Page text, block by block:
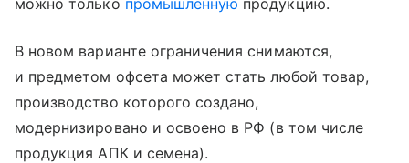
В новом варианте ограничения снимаются,
и предметом офсета может стать любой товар,
производство которого создано,
модернизировано и освоено в РФ (в том числе
продукция АПК и семена).